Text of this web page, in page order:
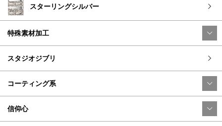
スターリングシルバー
特殊素材加工
スタジオジブリ
コーティング系
信仰心